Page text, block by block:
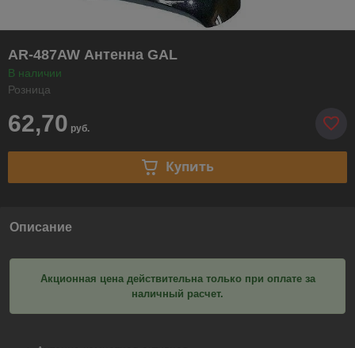
AR-487AW Антенна GAL
В наличии
Розница
62,70 руб.
Купить
Описание
Акционная цена действительна только при оплате за
наличный расчет.